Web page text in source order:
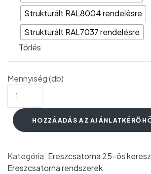
Strukturált RAL8004 rendelésre
Strukturált RAL7037 rendelésre
Törlés
Mennyiség (db)
HOZZÁADÁS AZ
Kategória: Ereszcsatorna 25-ös
Ereszcsatorna rendszerek